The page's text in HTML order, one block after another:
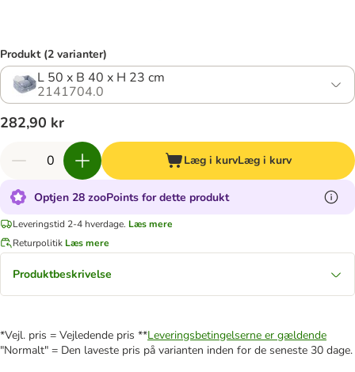
Produkt (2 varianter)
L 50 x B 40 x H 23 cm
2141704.0
282,90 kr
Læg i kurvLæg i kurv
Optjen 28 zooPoints for dette produkt
Leveringstid 2-4 hverdage. Læs mere
Returpolitik Læs mere
Produktbeskrivelse
*Vejl. pris = Vejledende pris **Leveringsbetingelserne er gældende
"Normalt" = Den laveste pris på varianten inden for de seneste 30 dage.